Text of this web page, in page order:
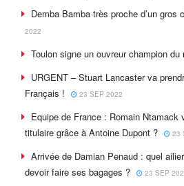
Demba Bamba très proche d’un gros
2022
Toulon signe un ouvreur champion du
URGENT – Stuart Lancaster va
Français !
23 SEP 2022
Equipe de France : Romain Ntamack
titulaire grâce à Antoine Dupont ?
23
Arrivée de Damian Penaud : quel
devoir faire ses bagages ?
23 SEP